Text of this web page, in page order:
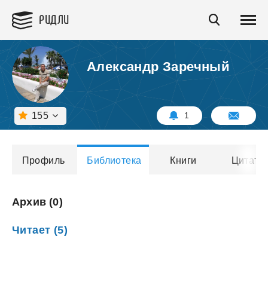
РИДЛИ
Александр Заречный
155 1
Профиль Библиотека Книги Цитаты
Архив (0)
Читает (5)